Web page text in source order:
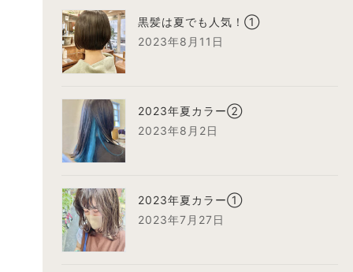
黒髪は夏でも人気！①
2023年8月11日
2023年夏カラー②
2023年8月2日
2023年夏カラー①
2023年7月27日